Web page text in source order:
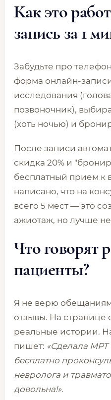
Как это
запись за 1
Забудьте про
форма онлайн-
исследования
позвоночник),
(хоть ночью) и
После записи
скидка 20% и
бесплатный прием к
написано, что на
всего 5 мест — это
ажиотаж, но лучше не
Что говорят
пациенты?
Я не верю
отзывы. На странице
реальные истории.
пишет: «Сделала МРТ
бесплатно
невролога и
довольна!».